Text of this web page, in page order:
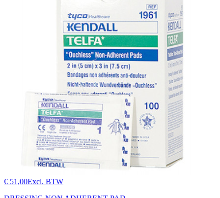
€ 51,00Excl. BTW